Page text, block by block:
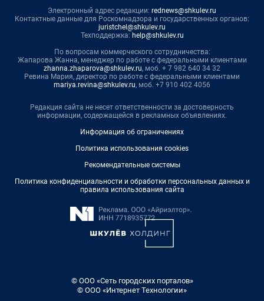
Электронный адрес редакции: rednews@shkulev.ru
Контактные данные для Роскомнадзора и государственных органов:
juristchel@shkulev.ru
Техподдержка: help@shkulev.ru
По вопросам коммерческого сотрудничества:
Жапарова Жанна, менеджер по работе с федеральными клиентами
zhanna.zhaparova@shkulev.ru, моб. + 7 982 640 34 32
Ревина Мария, директор по работе с федеральными клиентами
mariya.revina@shkulev.ru, моб. +7 910 402 4056
Редакция сайта не несет ответственности за достоверность
информации, содержащейся в рекламных объявлениях.
Информация об ограничениях
Политика использования cookies
Рекомендательные системы
Политика конфиденциальности и обработки персональных данных и
правила использования сайта
© ООО «Сеть городских порталов»
© ООО «Интернет Технологии»